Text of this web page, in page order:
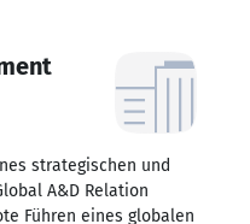
strategischen und
A&D Relation
Führen eines globalen